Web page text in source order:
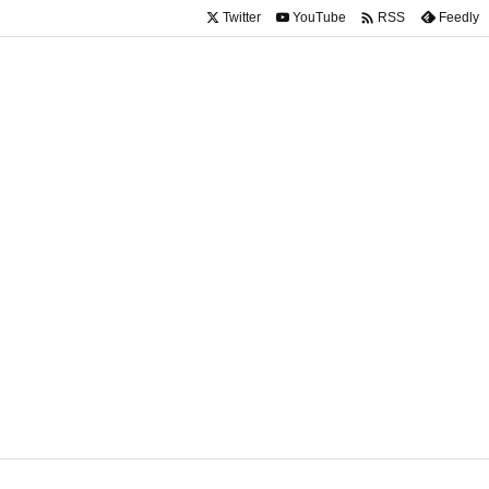
Twitter YouTube  RSS Feedly